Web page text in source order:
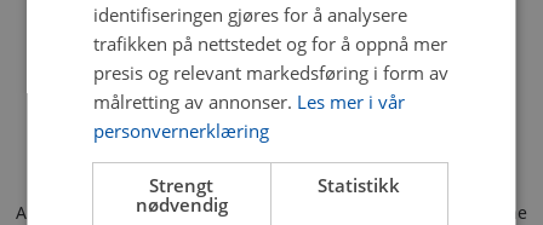
Application error: a client-side exception has occurred (see the
identifiseringen gjøres for å analysere
trafikken på nettstedet og for å oppnå mer
presis og relevant markedsføring i form av
målretting av annonser. Les mer i vår
personvernerklæring
Strengt
nødvendig
Statistikk